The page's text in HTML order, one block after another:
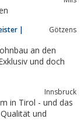
in...
|
Götzens
und doch
Innsbruck
in Tirol - und das
und